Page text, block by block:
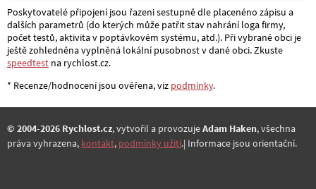
Poskytovatelé připojení jsou řazeni sestupně dle placenéno zápisu a
dalších parametrů (do kterých může patřit stav nahrání loga firmy,
počet testů, aktivita v poptávkovém systému, atd.). Při vybrané obci je
ještě zohledněna vyplněná lokální pusobnost v dané obci. Zkuste
speedtest na rychlost.cz.
* Recenze/hodnocení jsou ověřena, viz podmínky.
© 2004-2026 Rychlost.cz, vytvořil a provozujeAdam Haken, všechna
práva vyhrazena, kontakt, podmínky užití.| Informace jsou orientační.